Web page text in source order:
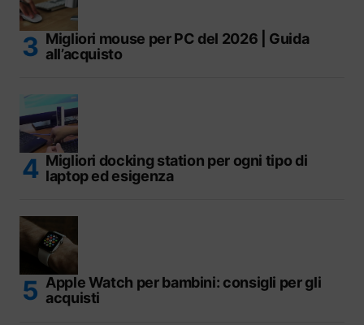
Migliori mouse per PC del 2026 | Guida
all’acquisto
Migliori docking station per ogni tipo di
laptop ed esigenza
Apple Watch per bambini: consigli per gli
acquisti